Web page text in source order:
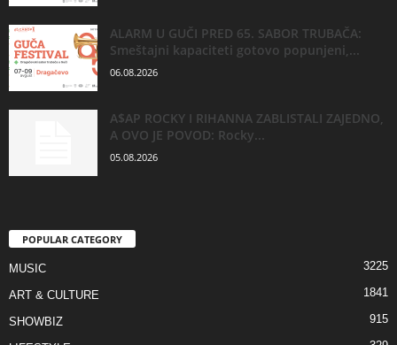
ALARM U GUČI PRED 65. SABOR TRUBAČA:
Smeštajni kapaciteti gotovo popunjeni,...
06.08.2026
A$AP ROCKY I RIHANNA ZABLISTALI ZAJEDNO,
A OVO JE POVOD: Rocky...
05.08.2026
POPULAR CATEGORY
MUSIC 3225
ART & CULTURE 1841
SHOWBIZ 915